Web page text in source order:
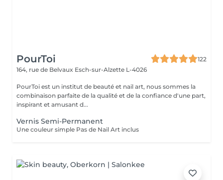
PourToi
122
164, rue de Belvaux Esch-sur-Alzette L-4026
PourToi est un institut de beauté et nail art, nous sommes la
combinaison parfaite de la qualité et de la confiance d'une part,
inspirant et amusant d...
Vernis Semi-Permanent
Une couleur simple Pas de Nail Art inclus